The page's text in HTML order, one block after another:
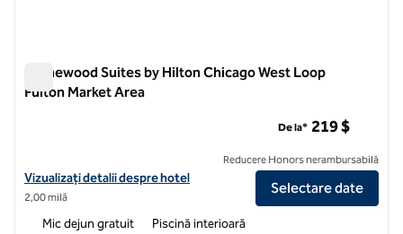
Homewood Suites by Hilton Chicago West Loop
Fulton Market Area
Vizualizați detaliile hotelului pentru zona de piață Homewood
Vizualizați detalii despre hotel
2,00 milă
De la* 219 $
Reducere Honors nerambursabilă
Selectare date
Mic dejun gratuit Piscină interioară